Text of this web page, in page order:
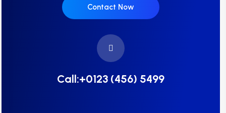
Contact Now
Call:+0123 (456) 5499